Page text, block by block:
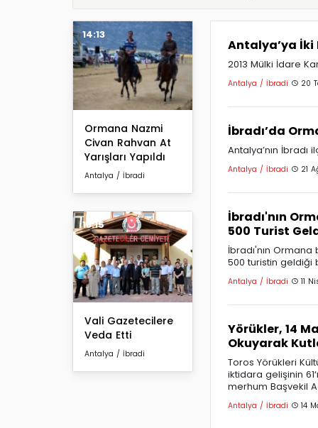
14:13
Ormana Nazmi
Civan Rahvan At
Yarışları Yapıldı
Antalya / İbradi
18:15
Vali Gazetecilere
Veda Etti
Antalya / İbradi
Antalya’ya İki
2013 Mülki İdare
Antalya / İbradi 20
İbradı’da
Antalya’nın İbradı
Antalya / İbradi 21
İbradı'nın
500 Turist
İbradı'nın
500 turistin geldiği
Antalya / İbradi 11
Yörükler, 14
Okuyarak
Toros Yörükleri
iktidara gelişinin
merhum Başvekil
Antalya / İbradi 14